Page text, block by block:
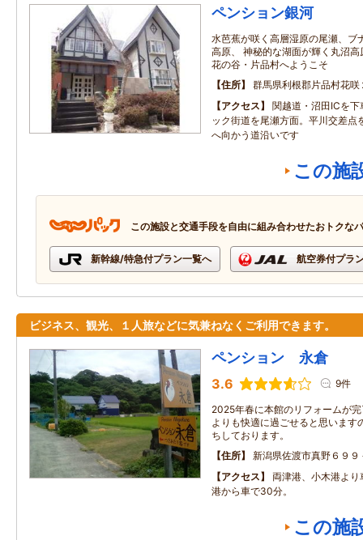
ペンション銀河
水芭蕉が咲く高層湿原の尾瀬、ブ
高原、 神秘的な湖面が輝く丸沼
花の谷・片品村へようこそ
住所
群馬県利根郡片品村花
アクセス
関越道・沼田ICを
ック街道を尾瀬方面。平川交差点
へ向かう道沿いです
この施
この施設と交通手段を自由に組み合わせたおトクな
新幹線/特急付プラン一覧へ 航空券付プラ
ビジネス、観光、１人旅などに気兼ねなくご利用できます。
ペンション 永倉
3.6 9件
2025年春に本館のリフォームが
よりも快適に過ごせると思います
ちしております。
住所
新潟県佐渡市真野６９９
アクセス
両津港、小木港よ
港から車で30分。
この施